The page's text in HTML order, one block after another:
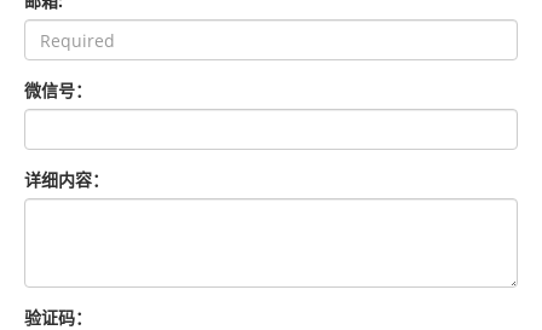
微信号：
详细内容：
验证码：